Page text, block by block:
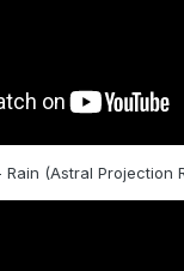
(Astral Projection